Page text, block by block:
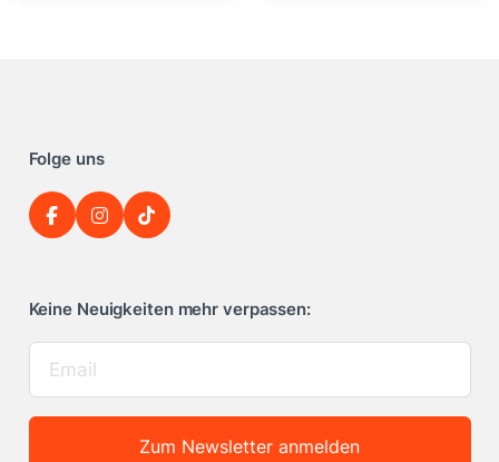
Folge uns
Keine Neuigkeiten mehr verpassen:
Zum Newsletter anmelden